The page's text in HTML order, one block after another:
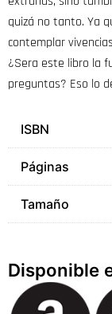
quizá no tanto. Ya
contemplar
¿Sera este libro la
preguntas? Eso lo
ISBN
Páginas
Tamaño
Disponible